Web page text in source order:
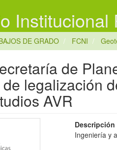
Institucional
DE GRADO FCNI
de
legalización
AVR
Descripción
Ingeniería y